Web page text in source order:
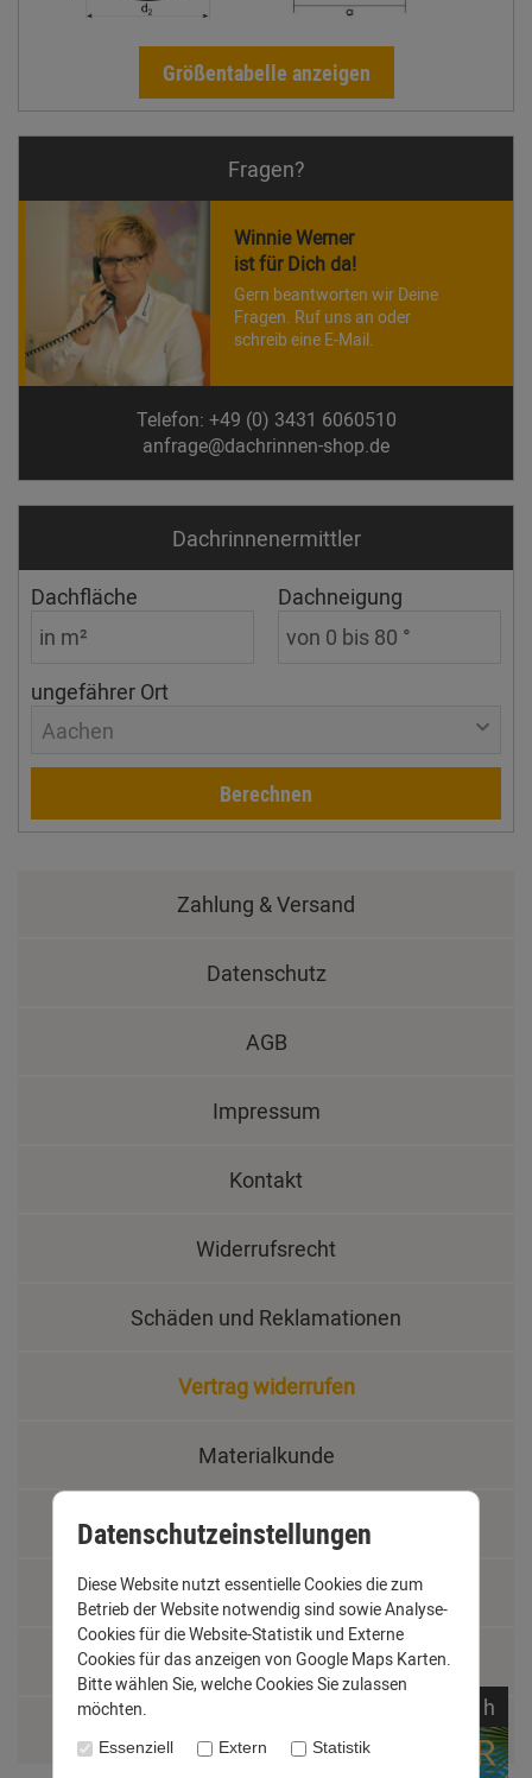
Größentabelle anzeigen
Fragen?
Winnie Werner
ist für Dich da!
Gern beantworten wir Deine
Fragen. Ruf uns an oder
schreib eine E-Mail.
Telefon: +49 (0) 3431 6060510
anfrage@dachrinnen-shop.de
Dachrinnen­ermittler
Dachfläche Dachneigung
ungefährer Ort
Aachen
Berechnen
Zahlung & Versand
Datenschutz
AGB
Impressum
Kontakt
Widerrufsrecht
Schäden und Reklamationen
Vertrag widerrufen
Materialkunde
Fachbegriffe
Jobs
Montage und Installationshilfen
h
Datenschutzeinstellungen
Diese Website nutzt essentielle Cookies die zum
Betrieb der Website notwendig sind sowie Analyse-
Cookies für die Website-Statistik und Externe
Cookies für das anzeigen von Google Maps Karten.
Bitte wählen Sie, welche Cookies Sie zulassen
möchten.
Essenziell Extern Statistik